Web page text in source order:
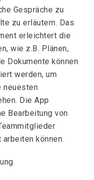
Gespräche zu
zu erläutern. Das
erleichtert die
wie z.B. Plänen,
Dokumente können
werden, um
neuesten
Die App
Bearbeitung von
können.